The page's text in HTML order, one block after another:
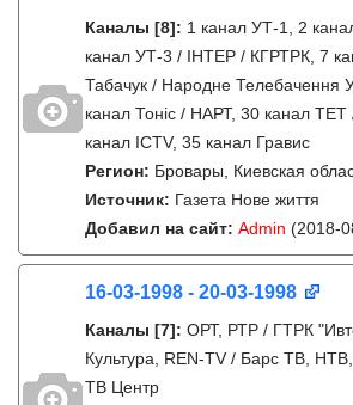
Каналы [8]: 1 канал УТ-1, 2
канал УТ-3 / IНТЕР / КГРТРК, 7
Табачук / Народне Телебачення
канал Тонiс / НАРТ, 30 канал ТЕТ
канал ICTV, 35 канал Гравис
Регион: Бровары, Киевская
Источник: Газета Нове життя
Добавил на сайт: Admin (2018-
16-03-1998 - 20-03-1998
Каналы [7]: ОРТ, РТР / ГТРК
Культура, REN-TV / Барс ТВ,
ТВ Центр